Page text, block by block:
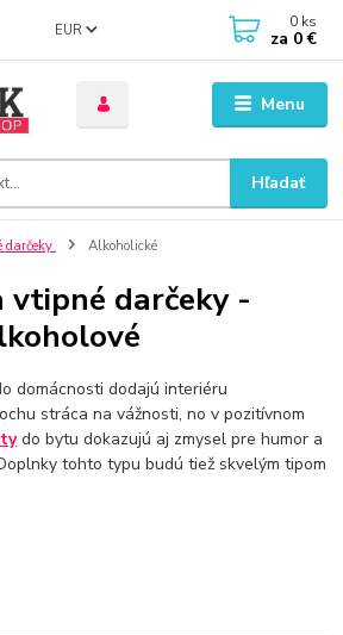
Menu
EUR
Hľadať
0 ks
za 0 €
darčeky Alkoholické
vtipné darčeky -
domácnosti dodajú interiéru
stráca na vážnosti, no v pozitívnom
do bytu dokazujú aj zmysel pre humor a
tohto typu budú tiež skvelým tipom